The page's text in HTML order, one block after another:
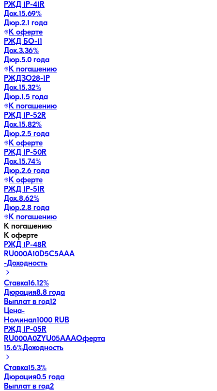
РЖД 1Р-41R
Дох.15.69%
Дюр.2.1 года
К оферте
РЖД БО-11
Дох.3.36%
Дюр.5.0 года
К погашению
РЖДЗО28-1Р
Дох.15.32%
Дюр.1.5 года
К погашению
РЖД 1Р-52R
Дох.15.82%
Дюр.2.5 года
К оферте
РЖД 1Р-50R
Дох.15.74%
Дюр.2.6 года
К оферте
РЖД 1Р-51R
Дох.8.62%
Дюр.2.8 года
К погашению
К погашению
К оферте
РЖД 1Р-48R
RU000A10D5C5AAA
-Доходность
Ставка16.12%
Дюрация8.8 года
Выплат в год12
Цена-
Номинал1000 RUB
РЖД 1Р-05R
RU000A0ZYU05AAAОферта
15.6%Доходность
Ставка15.3%
Дюрация0.5 года
Выплат в год2